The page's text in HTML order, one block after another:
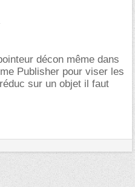
décon même dans
Publisher pour viser les
sur un objet il faut